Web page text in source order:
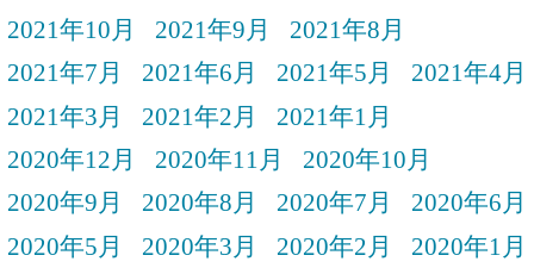
2021年10月
2021年9月
2021年8月
2021年7月
2021年6月 2021年5月
2021年4月
2021年3月
2021年2月
2021年1月
2020年12月
2020年11月
2020年10月
2020年9月
2020年8月 2020年7月
2020年6月
2020年5月
2020年3月 2020年2月
2020年1月